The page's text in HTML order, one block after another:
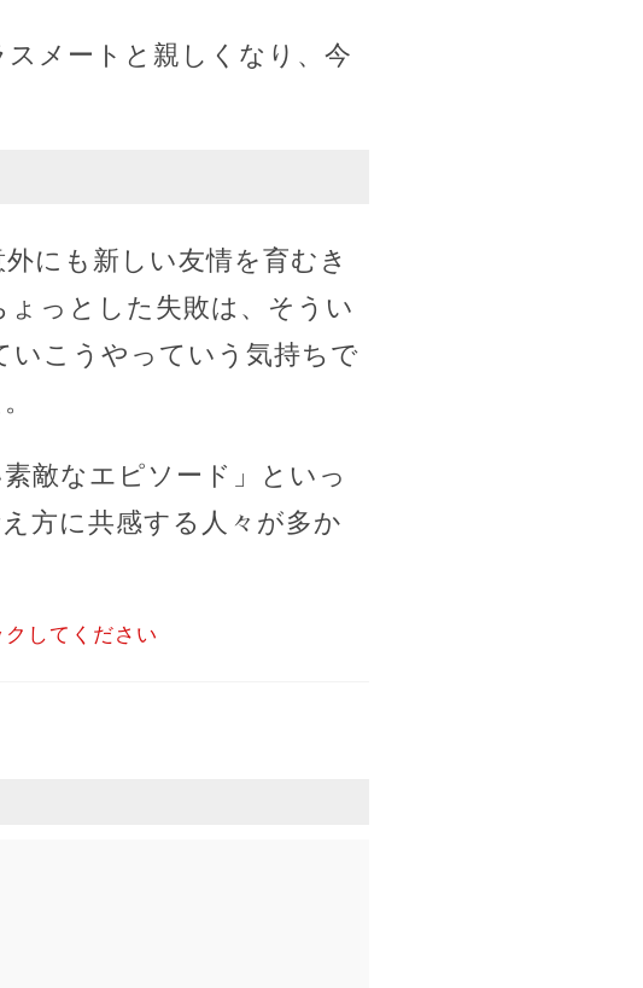
メートと親しくなり、今
にも新しい友情を育むき
っとした失敗は、そうい
いこうやっていう気持ちで
敵なエピソード」といっ
方に共感する人々が多か
してください